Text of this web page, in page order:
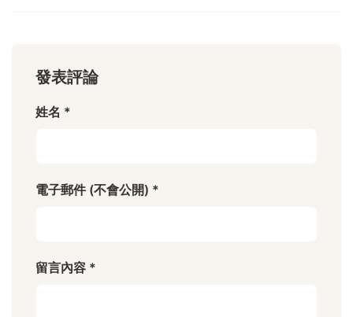
發表評論
姓名 *
電子郵件 (不會公開) *
留言內容 *